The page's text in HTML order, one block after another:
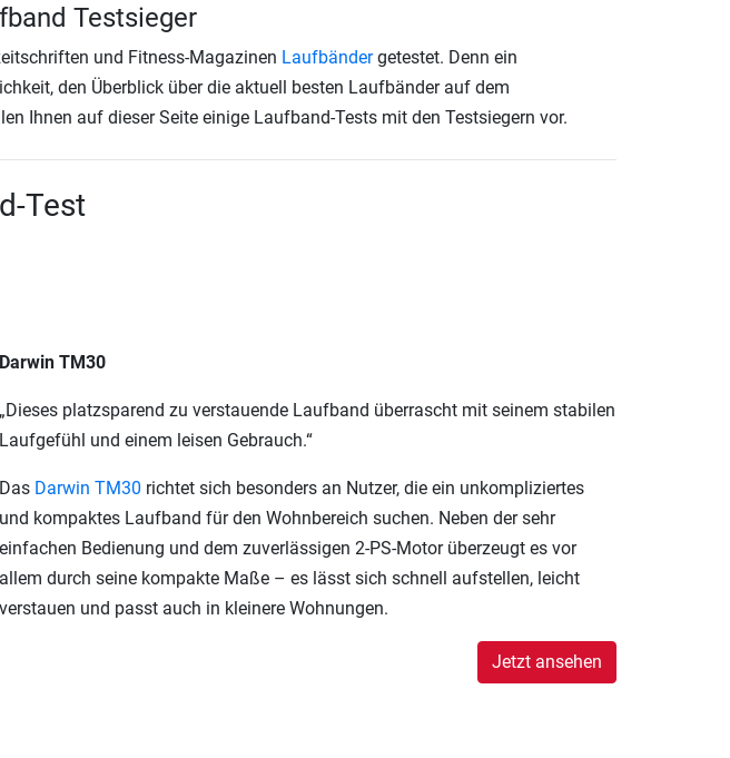
Testsieger
und Fitness-Magazinen Laufbändergetestet. Denn ein
den Überblick über die aktuell besten Laufbänder auf dem
Ihnen auf dieser Seite einige Laufband-Tests mit den Testsiegern vor.
Test
Darwin TM30
„Dieses platzsparend zu verstauende Laufband überrascht mit seinem stabilen
Laufgefühl und einem leisen Gebrauch.“
Das Darwin TM30 richtet sich besonders an Nutzer, die ein unkompliziertes
und kompaktes Laufband für den Wohnbereich suchen. Neben der sehr
einfachen Bedienung und dem zuverlässigen 2-PS-Motor überzeugt es vor
allem durch seine kompakte Maße – es lässt sich schnell aufstellen, leicht
verstauen und passt auch in kleinere Wohnungen.
Jetzt ansehen